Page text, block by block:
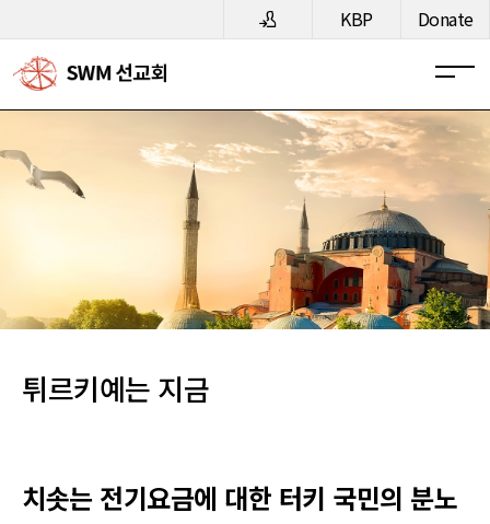
메뉴 건너뛰기 KBP Donate
튀르키예는 지금
치솟는 전기요금에 대한 터키 국민의 분노